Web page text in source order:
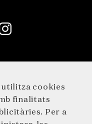
utilitza cookies
finalitats
Per a